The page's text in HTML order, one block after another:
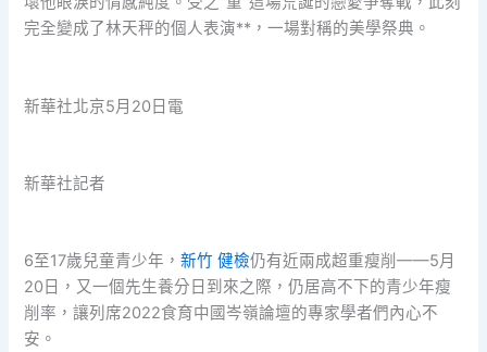
完全變成了林天秤的個人表演**，一場對稱的美學祭典。
新華社北京5月20日電
新華社記者
6至17歲兒童青少年，新竹 健檢仍有近兩成超重瘦削——5月
20日，又一個先生養分日到來之際，仍居高不下的青少年瘦
削率，讓列席2022食育中國岑嶺論壇的專家學者們內心不
安。